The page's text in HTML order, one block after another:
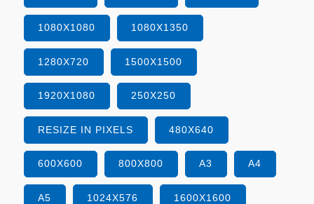
1080X1080 1080X1350
1280X720 1500X1500
1920X1080 250X250
RESIZE IN PIXELS 480X640
600X600 800X800 A3 A4
A5 1024X576 1600X1600